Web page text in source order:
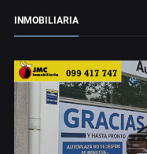
INMOBILIARIA